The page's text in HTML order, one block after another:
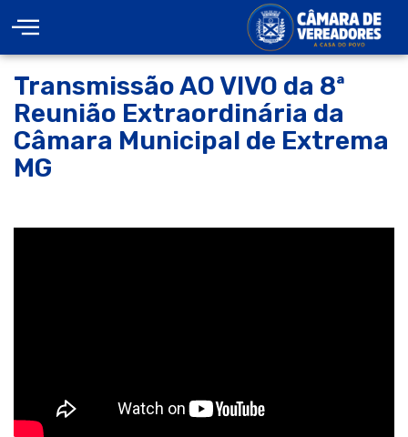
Transmissão AO VIVO da 8ª
Reunião Extraordinária da
Câmara Municipal de Extrema
MG